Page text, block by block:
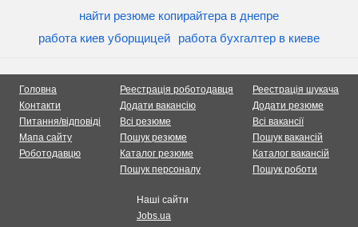
найти резюме копирайтера в днепре
работа киев уборщицей
работа бухгалтер в киеве
Головна
Контакти
Питання/відповіді
Мапа сайту
Роботодавцю
Реестрація роботодавця
Додати вакансію
Всі резюме
Пошук резюме
Каталог резюме
Пошук персоналу
Реестрація шукача
Додати резюме
Всі вакансії
Пошук вакансій
Каталог вакансій
Пошук роботи
Наші сайти
Jobs.ua